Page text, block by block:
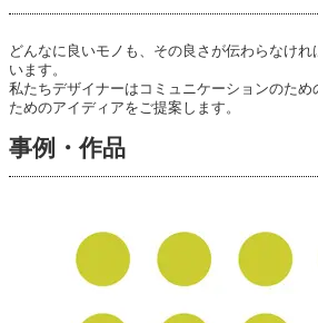
どんなに良いモノも、その良さが伝わらなけれ
います。
私たちデザイナーはコミュニケーションのた
ためのアイディアをご提案します。
事例・作品